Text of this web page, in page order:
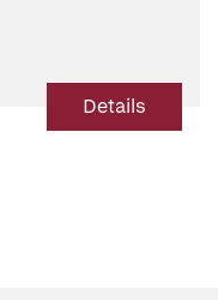
Details